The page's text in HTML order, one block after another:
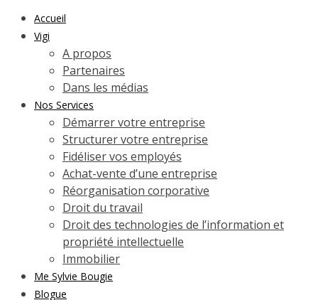
Accueil
Vigi
A propos
Partenaires
Dans les médias
Nos Services
Démarrer votre entreprise
Structurer votre entreprise
Fidéliser vos employés
Achat-vente d’une entreprise
Réorganisation corporative
Droit du travail
Droit des technologies de l’information et
propriété intellectuelle
Immobilier
Me Sylvie Bougie
Blogue